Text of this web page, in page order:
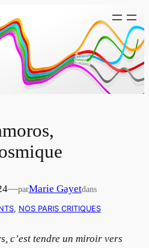
—parMarie Gayetdans
, NOS PARIS CRITIQUES
c’est tendre un miroir vers